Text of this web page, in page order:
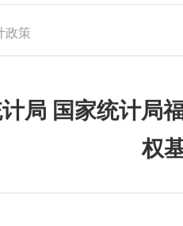
政策
局 国家统计局
权